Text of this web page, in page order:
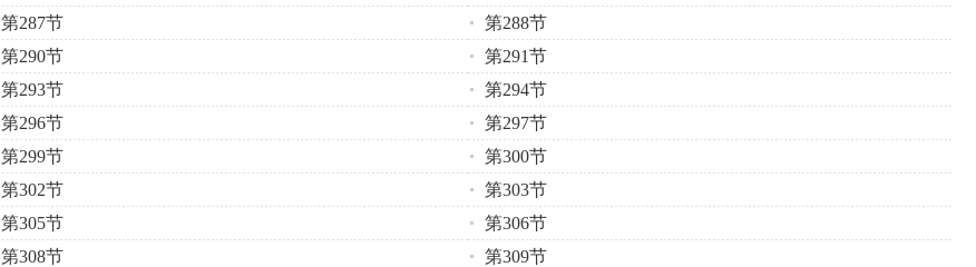
第287节
第288节
第290节
第291节
第293节
第294节
第296节
第297节
第299节
第300节
第302节
第303节
第305节
第306节
第308节 第309节